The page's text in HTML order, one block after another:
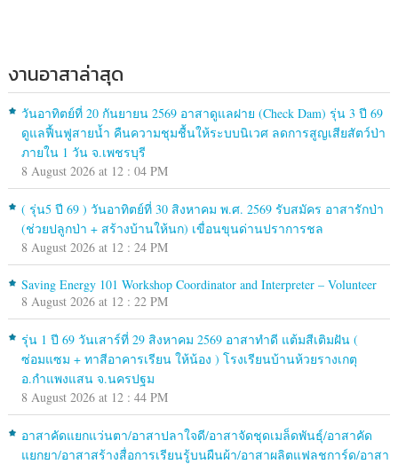
งานอาสาล่าสุด
วันอาทิตย์ที่ 20 กันยายน 2569 อาสาดูแลฝาย (Check Dam) รุ่น 3 ปี 69
ดูแลฟื้นฟูสายน้ำ คืนความชุมชื้นให้ระบบนิเวศ ลดการสูญเสียสัตว์ป่า
ภายใน 1 วัน จ.เพชรบุรี
8 August 2026 at 12 : 04 PM
( รุ่น5 ปี 69 ) วันอาทิตย์ที่ 30 สิงหาคม พ.ศ. 2569 รับสมัคร อาสารักป่า
(ช่วยปลูกป่า + สร้างบ้านให้นก) เขื่อนขุนด่านปราการชล
8 August 2026 at 12 : 24 PM
Saving Energy 101 Workshop Coordinator and Interpreter – Volunteer
8 August 2026 at 12 : 22 PM
รุ่น 1 ปี 69 วันเสาร์ที่ 29 สิงหาคม 2569 อาสาทำดี แต้มสีเติมฝัน (
ซ่อมแซม + ทาสีอาคารเรียน ให้น้อง ) โรงเรียนบ้านห้วยรางเกตุ
อ.กำแพงแสน จ.นครปฐม
8 August 2026 at 12 : 44 PM
อาสาคัดแยกแว่นตา/อาสาปลาใจดี/อาสาจัดชุดเมล็ดพันธุ์/อาสาคัด
แยกยา/อาสาสร้างสื่อการเรียนรู้บนผืนผ้า/อาสาผลิตแฟลชการ์ด/อาสา